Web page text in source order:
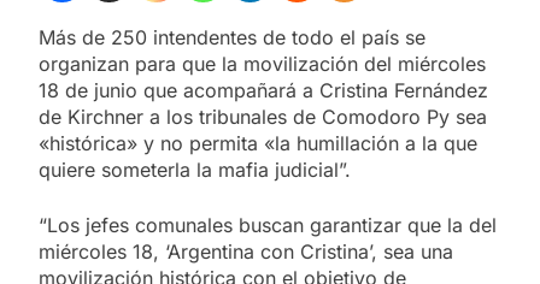
Más de 250 intendentes de todo el país se
organizan para que la movilización del miércoles
18 de junio que acompañará a Cristina Fernández
de Kirchner a los tribunales de Comodoro Py sea
«histórica» y no permita «la humillación a la que
quiere someterla la mafia judicial”.
“Los jefes comunales buscan garantizar que la del
miércoles 18, ‘Argentina con Cristina’, sea una
movilización histórica con el objetivo de